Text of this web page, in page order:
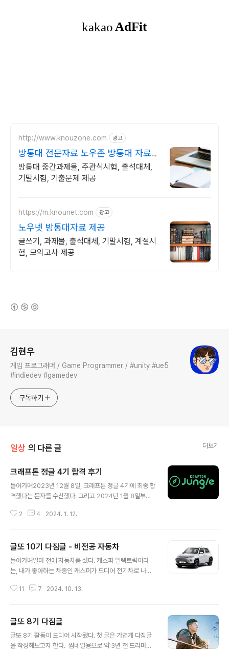
http://www.knouzone.com 광고
방통대 전문자료 노우존 방통대 자료포
털 NO.1
방통대 중간과제물, 주관식시험, 출석대체,
기말시험, 기출문제 제공
https://m.knounet.com 광고
노우넷 방통대자료 제공
글쓰기, 과제물, 출석대체, 기말시험, 계절시
험, 모의고사 제공
김현우
게임 프로그래머 / Game Programmer / #unity #ue5
#indiedev #gamedev
구독하기
일상 의 다른 글 더보기
크래프톤 정글 4기 합격 후기
들어가며2023년 12월 8일, 크래프톤 정글 4기에 최종 합
격했다는 문자를 수신했다. 그리고 2024년 1월 8일부터
있다. (여기서는 교육생들을 정글러라고 호칭한다. 수료하
아 정글 과정이 시작되었다. 시작과 동시에 그동안의 일상
과 완전히 단절되어 정글에서 주어지는 과제, 학습, 그리고
프로젝트에 모든 시간을 쏟고 있다. 이러다 합격 후기와 수
에 오늘 해야할 일에 자정까지 제출해야 하는 과제가 눈에
2 4 2024. 1. 12.
글또 10기 다짐글 - 비전공 자동차
들어가며얼마 전에 자동차를 샀다. 캐스퍼 일렉트릭이라
는, 내가 좋아하는 차종인 캐스퍼가 드디어 전기차로 나온
게 엄청난 뽐뿌(?)가 와 자동차를 하나 마련하게 되었다.캐
다. 하지만, 그 땐 몰랐다. 차량은 구매부터 공부를 많이 해
야 할 줄은. 특히 전기차는 다양한 혜택들 덕분에 어느 하나
놓치지 않으려면 해당 혜택들을 많이 공부해야 했고, 현재
11 7 2024. 10. 13.
글또 8기 다짐글
글또 8기 활동이 드디어 시작됐다. 첫 글은 가볍게 다짐글
을 작성해보고자 한다. 썸네일용으로 약 3년 전 드라마인